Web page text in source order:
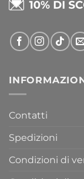
Contatti
Spedizioni
Condizioni di